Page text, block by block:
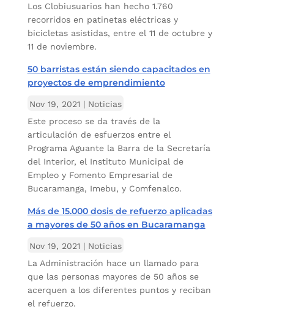
Los Clobiusuarios han hecho 1.760
recorridos en patinetas eléctricas y
bicicletas asistidas, entre el 11 de octubre y
11 de noviembre.
50 barristas están siendo capacitados en
proyectos de emprendimiento
Nov 19, 2021 | Noticias
Este proceso se da través de la
articulación de esfuerzos entre el
Programa Aguante la Barra de la Secretaría
del Interior, el Instituto Municipal de
Empleo y Fomento Empresarial de
Bucaramanga, Imebu, y Comfenalco.
Más de 15.000 dosis de refuerzo aplicadas
a mayores de 50 años en Bucaramanga
Nov 19, 2021 | Noticias
La Administración hace un llamado para
que las personas mayores de 50 años se
acerquen a los diferentes puntos y reciban
el refuerzo.